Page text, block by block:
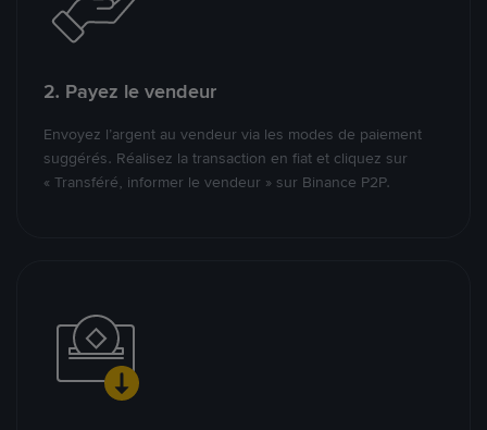
2. Payez le vendeur
Envoyez l’argent au vendeur via les modes de paiement
suggérés. Réalisez la transaction en fiat et cliquez sur
« Transféré, informer le vendeur » sur Binance P2P.